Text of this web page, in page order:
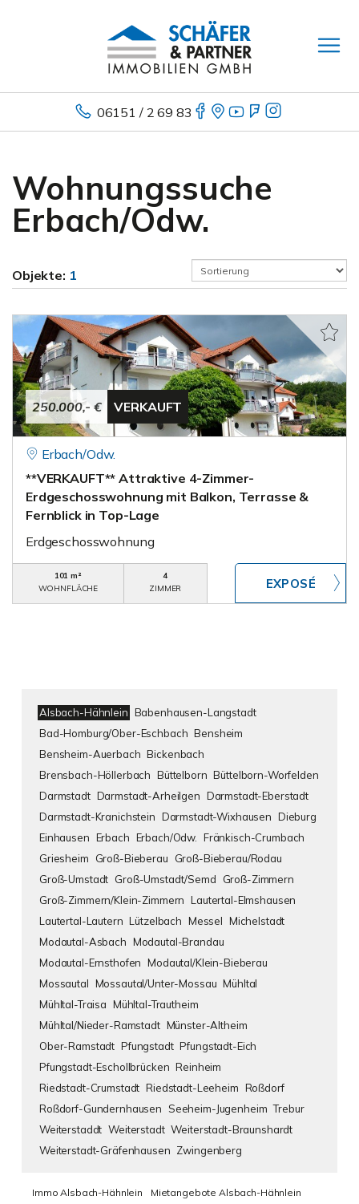
06151 / 2 69 83
Wohnungssuche
Erbach/Odw.
Objekte: 1
250.000,- € VERKAUFT
Erbach/Odw.
**VERKAUFT** Attraktive 4-Zimmer-
Erdgeschosswohnung mit Balkon, Terrasse &
Fernblick in Top-Lage
Erdgeschosswohnung
101 m²
WOHNFLÄCHE
4
ZIMMER
Alsbach-Hähnlein Babenhausen-Langstadt
Bad-Homburg/Ober-Eschbach Bensheim
Bensheim-Auerbach Bickenbach
Brensbach-Höllerbach Büttelborn Büttelborn-Worfelden
Darmstadt Darmstadt-Arheilgen Darmstadt-Eberstadt
Darmstadt-Kranichstein Darmstadt-Wixhausen Dieburg
Einhausen Erbach Erbach/Odw.
Fränkisch-Crumbach
Griesheim
Groß-Bieberau
Groß-Bieberau/Rodau
Groß-Umstadt Groß-Umstadt/Semd
Groß-Zimmern
Groß-Zimmern/Klein-Zimmern Lautertal-Elmshausen
Lautertal-Lautern Lützelbach Messel Michelstadt
Modautal-Asbach Modautal-Brandau
Modautal-Ernsthofen Modautal/Klein-Bieberau
Mossautal Mossautal/Unter-Mossau Mühltal
Mühltal-Traisa Mühltal-Trautheim
Mühltal/Nieder-Ramstadt Münster-Altheim
Ober-Ramstadt Pfungstadt Pfungstadt-Eich
Pfungstadt-Eschollbrücken Reinheim
Riedstadt-Crumstadt Riedstadt-Leeheim Roßdorf
Roßdorf-Gundernhausen Seeheim-Jugenheim Trebur
Weiterstaddt Weiterstadt Weiterstadt-Braunshardt
Weiterstadt-Gräfenhausen Zwingenberg
Immo Alsbach-Hähnlein
Mietangebote Alsbach-Hähnlein